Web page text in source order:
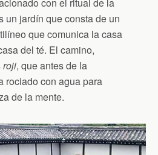
con el ritual de la
un jardín que consta de un
que comunica la casa
del té. El camino,
roji, que antes de la
rociado con agua para
de la mente.